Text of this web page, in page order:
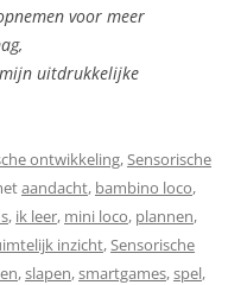
voor meer
uitdrukkelijke
ontwikkeling,Sensorische
aandacht, bambino loco,
, ik leer, mini loco, plannen,
inzicht,Sensorische
,slapen,smartgames,spel,